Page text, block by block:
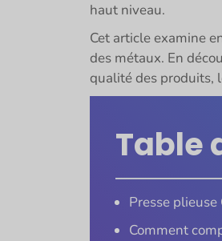
haut niveau.
Cet article examine
des métaux. En
qualité des produits,
Table
Presse
Comment